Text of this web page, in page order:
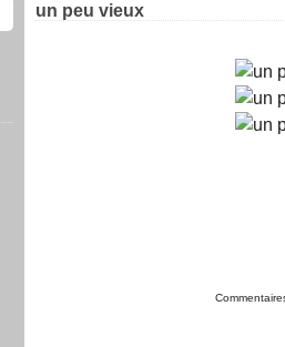
un peu vieux